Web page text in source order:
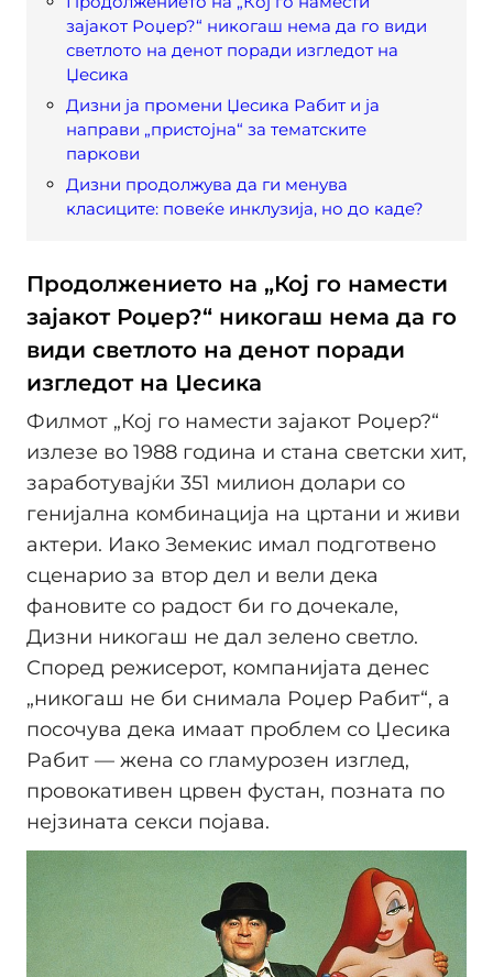
зајакот Роџер?“ никогаш нема да го види
светлото на денот поради изгледот на
Џесика
Дизни ја промени Џесика Рабит и ја
направи „пристојна“ за тематските
паркови
Дизни продолжува да ги менува
класиците: повеќе инклузија, но до каде?
Продолжението на „Кој го намести
зајакот Роџер?“ никогаш нема да го
види светлото на денот поради
изгледот на Џесика
Филмот „Кој го намести зајакот Роџер?“
излезе во 1988 година и стана светски хит,
заработувајќи 351 милион долари со
генијална комбинација на цртани и живи
актери. Иако Земекис имал подготвено
сценарио за втор дел и вели дека
фановите со радост би го дочекале,
Дизни никогаш не дал зелено светло.
Според режисерот, компанијата денес
„никогаш не би снимала Роџер Рабит“, а
посочува дека имаат проблем со Џесика
Рабит — жена со гламурозен изглед,
провокативен црвен фустан, позната по
нејзината секси појава.